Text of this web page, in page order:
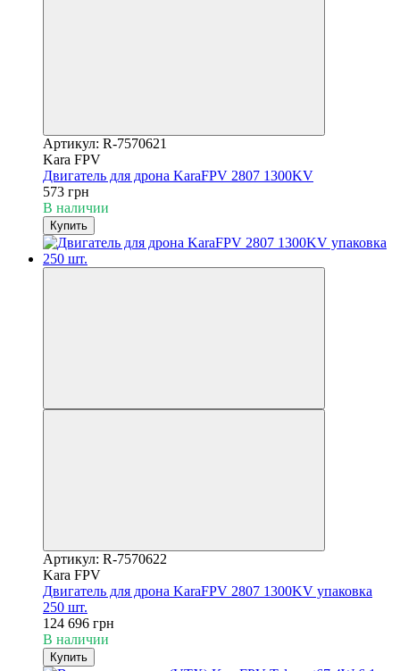
Артикул: R-7570621
Kara FPV
Двигатель для дрона KaraFPV 2807 1300KV
573 грн
В наличии
Купить
Артикул: R-7570622
Kara FPV
Двигатель для дрона KaraFPV 2807 1300KV упаковка
250 шт.
124 696 грн
В наличии
Купить